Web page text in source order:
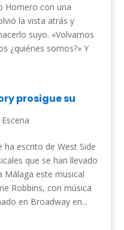
Homero con una
la vista atrás y
suyo. «Volvamos
¿quiénes somos?» Y
prosigue su
Escena
escrito de West Side
que se han llevado
Málaga este musical
Robbins, con música
en Broadway en...